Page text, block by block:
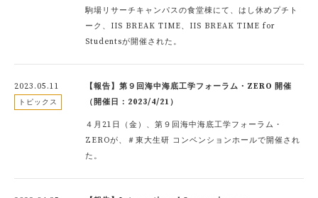
駒場リサーチキャンパスの食堂棟にて、はし休めプチト
ーク、IIS BREAK TIME、IIS BREAK TIME for
Studentsが開催された。
2023.05.11
トピックス
【報告】第９回海中海底工学フォーラム・ZERO 開催
（開催日：2023/4/21）
４月21日（金）、第９回海中海底工学フォーラム・
ZEROが、＃東大生研 コンベンションホールで開催され
た。